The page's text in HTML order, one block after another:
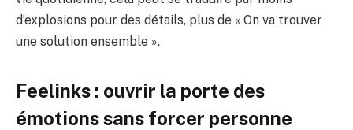
d’explosions pour des détails, plus de « On va trouver
une solution ensemble ».
Feelinks : ouvrir la porte des
émotions sans forcer personne